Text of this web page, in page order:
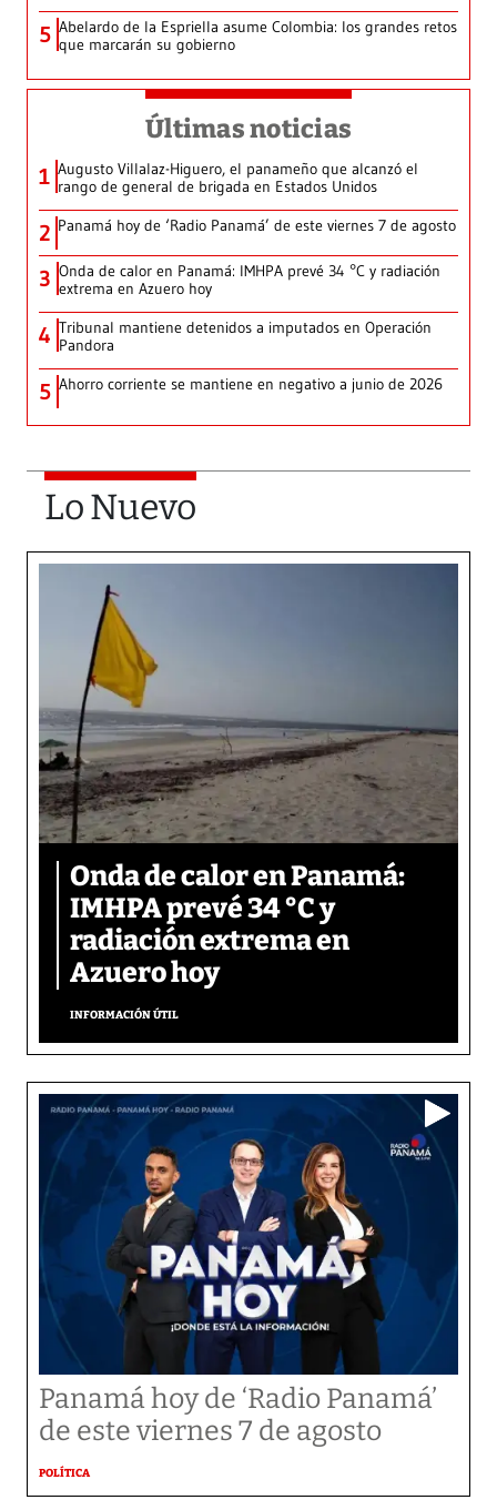
5 Abelardo de la Espriella asume Colombia: los grandes retos
que marcarán su gobierno
Últimas noticias
1 Augusto Villalaz-Higuero, el panameño que alcanzó el
rango de general de brigada en Estados Unidos
2 Panamá hoy de ‘Radio Panamá’ de este viernes 7 de agosto
3 Onda de calor en Panamá: IMHPA prevé 34 °C y radiación
extrema en Azuero hoy
4 Tribunal mantiene detenidos a imputados en Operación
Pandora
5 Ahorro corriente se mantiene en negativo a junio de 2026
Lo Nuevo
Onda de calor en Panamá:
IMHPA prevé 34 °C y
radiación extrema en
Azuero hoy
INFORMACIÓN ÚTIL
Panamá hoy de ‘Radio Panamá’
de este viernes 7 de agosto
POLÍTICA